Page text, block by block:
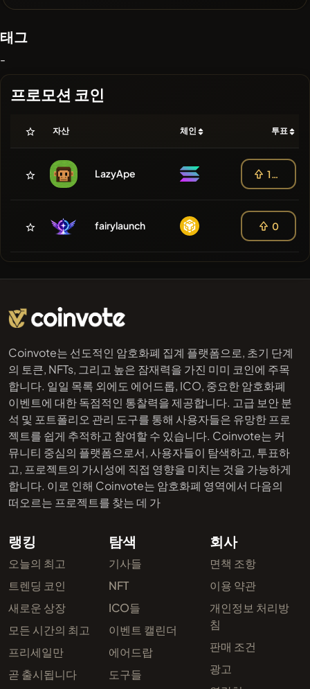
태그
-
프로모션 코인
자산 체인 투표
LazyApe 100
fairylaunch 0
Coinvote는 선도적인 암호화폐 집계 플랫폼으로, 초기 단계
의 토큰, NFTs, 그리고 높은 잠재력을 가진 미미 코인에 주목
합니다. 일일 목록 외에도 에어드롭, ICO, 중요한 암호화폐
이벤트에 대한 독점적인 통찰력을 제공합니다. 고급 보안 분
석 및 포트폴리오 관리 도구를 통해 사용자들은 유망한 프로
젝트를 쉽게 추적하고 참여할 수 있습니다. Coinvote는 커
뮤니티 중심의 플랫폼으로서, 사용자들이 탐색하고, 투표하
고, 프로젝트의 가시성에 직접 영향을 미치는 것을 가능하게
합니다. 이로 인해 Coinvote는 암호화폐 영역에서 다음의
떠오르는 프로젝트를 찾는 데 가
랭킹
오늘의 최고
트렌딩 코인
새로운 상장
모든 시간의 최고
프리세일만
곧 출시됩니다
탐색
기사들
NFT
ICO들
이벤트 캘린더
에어드랍
도구들
회사
면책 조항
이용 약관
개인정보 처리방
침
판매 조건
광고